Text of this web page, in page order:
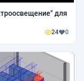
для
24 0